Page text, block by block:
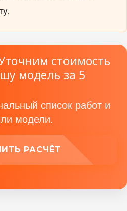
стоимость
модель за 5
список работ и
модели.
РАСЧЁТ